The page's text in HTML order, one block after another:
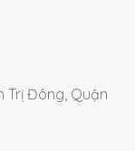
Trị Đông, Quận